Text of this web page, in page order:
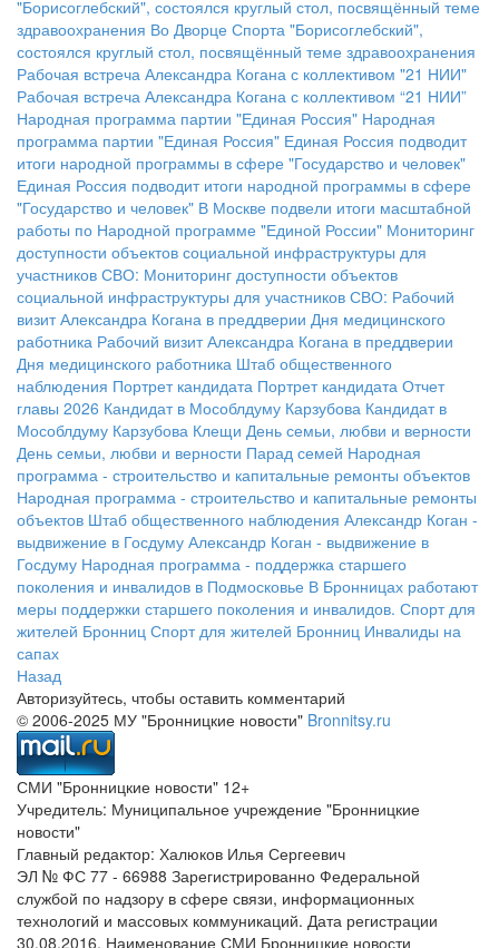
"Борисоглебский", состоялся круглый стол, посвящённый теме
здравоохранения Во Дворце Спорта "Борисоглебский",
состоялся круглый стол, посвящённый теме здравоохранения
Рабочая встреча Александра Когана с коллективом "21 НИИ"
Рабочая встреча Александра Когана с коллективом “21 НИИ”
Народная программа партии "Единая Россия" Народная
программа партии "Единая Россия" Единая Россия подводит
итоги народной программы в сфере "Государство и человек"
Единая Россия подводит итоги народной программы в сфере
"Государство и человек" В Москве подвели итоги масштабной
работы по Народной программе "Единой России" Мониторинг
доступности объектов социальной инфраструктуры для
участников СВО: Мониторинг доступности объектов
социальной инфраструктуры для участников СВО: Рабочий
визит Александра Когана в преддверии Дня медицинского
работника Рабочий визит Александра Когана в преддверии
Дня медицинского работника Штаб общественного
наблюдения Портрет кандидата Портрет кандидата Отчет
главы 2026 Кандидат в Мособлдуму Карзубова Кандидат в
Мособлдуму Карзубова Клещи День семьи, любви и верности
День семьи, любви и верности Парад семей Народная
программа - строительство и капитальные ремонты объектов
Народная программа - строительство и капитальные ремонты
объектов Штаб общественного наблюдения Александр Коган -
выдвижение в Госдуму Александр Коган - выдвижение в
Госдуму Народная программа - поддержка старшего
поколения и инвалидов в Подмосковье В Бронницах работают
меры поддержки старшего поколения и инвалидов. Спорт для
жителей Бронниц Спорт для жителей Бронниц Инвалиды на
сапах
Назад
Авторизуйтесь, чтобы оставить комментарий
© 2006-2025 МУ "Бронницкие новости" Bronnitsy.ru
СМИ "Бронницкие новости" 12+
Учредитель: Муниципальное учреждение "Бронницкие
новости"
Главный редактор: Халюков Илья Сергеевич
ЭЛ № ФС 77 - 66988 Зарегистрированно Федеральной
службой по надзору в сфере связи, информационных
технологий и массовых коммуникаций. Дата регистрации
30.08.2016. Наименование СМИ Бронницкие новости